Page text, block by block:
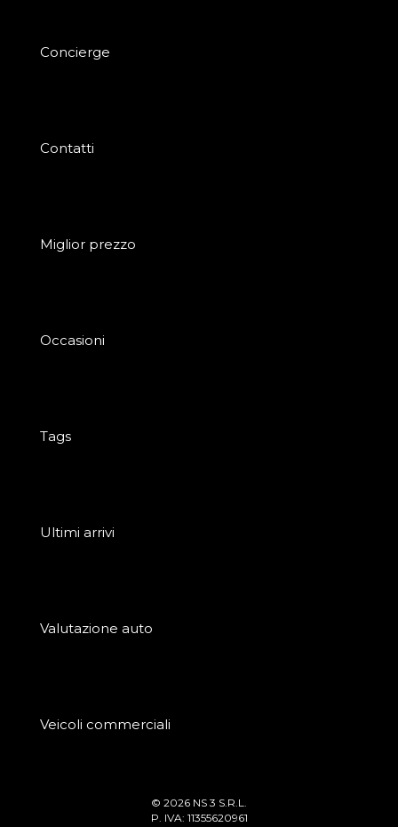
Concierge
Contatti
Miglior prezzo
Occasioni
Tags
Ultimi arrivi
Valutazione auto
Veicoli commerciali
© 2026 NS 3 S.R.L.
P. IVA: 11355620961